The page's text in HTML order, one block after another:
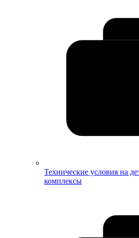
Технические условия на
комплексы